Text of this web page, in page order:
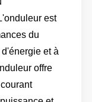
est
du
et à
offre